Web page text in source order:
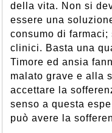
della vita. Non si
essere una
consumo di
clinici. Basta una
Timore ed ansia
malato grave e alla
accettare la
senso a questa
può avere la